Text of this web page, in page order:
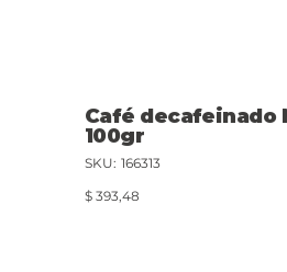
Café decafeinado
100gr
SKU: SKU
166313
Precio
$ 393,48